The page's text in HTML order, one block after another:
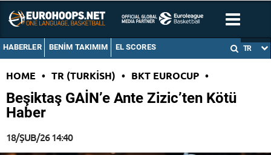
HABERLER BENIM TAKIMIM EL SCORES TR
HOME • TR (TURKISH) • BKT EUROCUP •
Beşiktaş GAİN’e Ante Zizic’ten Kötü
Haber
18/ŞUB/26 14:40